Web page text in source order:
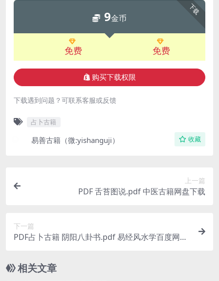
下载
9金币
免费 免费
购买下载权限
下载遇到问题？可联系客服或反馈
占卜古籍
易善古籍（微:yishanguji） 收藏
上一篇
PDF 舌苔图说.pdf 中医古籍网盘下载
下一篇
PDF占卜古籍 阴阳八卦书.pdf 易经风水学百度网盘
相关文章